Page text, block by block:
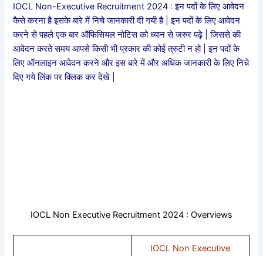
IOCL Non-Executive Recruitment 2024 : इन पदों के लिए आवेदन
कैसे करना है इसके बारे में निचे जानकारी दी गयी है | इन पदों के लिए आवेदन
करने से पहले एक बार ऑफिसियल नोटिस को ध्यान से जरुर पढ़े | जिससे की
आवेदन करते समय आपसे किसी भी प्रकार की कोई त्रुटी न हो | इन पदों के
लिए ऑनलाइन आवेदन करने और इस बारे में और अधिक जानकारी के लिए निचे
दिए गये लिंक पर क्लिक कर देखे |
IOCL Non Executive Recruitment 2024 : Overviews
IOCL Non Executive